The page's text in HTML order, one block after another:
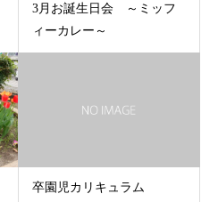
3月お誕生日会 ～ミッフ
ィーカレー～
卒園児カリキュラム